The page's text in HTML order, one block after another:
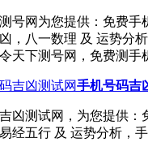
号网为您提供：免费手
，八一数理 及 运势分
天下测号网，免费测手
手机号码吉
凶测试网，为您提供：
经五行 及 运势分析，